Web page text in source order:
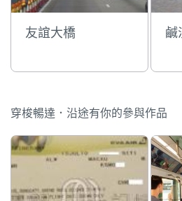
友誼大橋 鹹
穿梭暢達．沿途有你的參與作品